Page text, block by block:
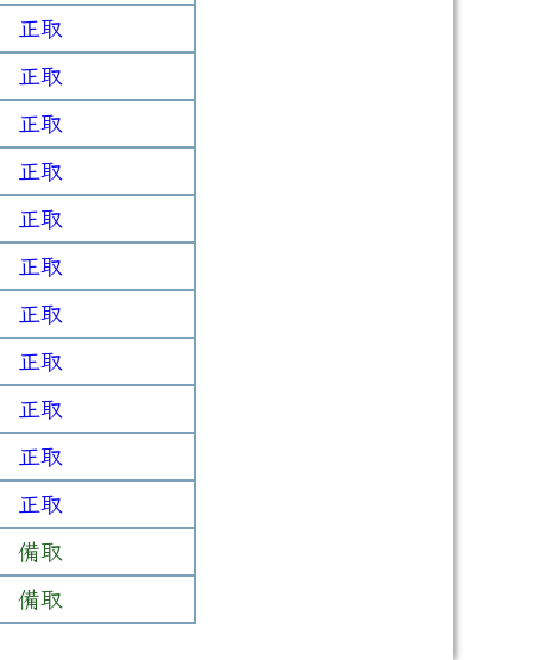
正取
正取
正取
正取
正取
正取
正取
正取
正取
正取
正取
備取
備取